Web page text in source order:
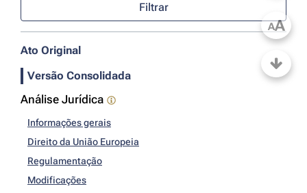
Filtrar
Ato Original
Versão Consolidada
Análise Jurídica
Informações gerais
Direito da União Europeia
Regulamentação
Modificações
AA